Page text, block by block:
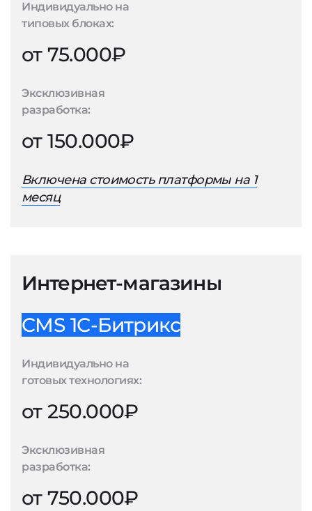
Индивидуально на
типовых блоках:
от 75.000₽
Эксклюзивная
разработка:
от 150.000₽
Включена стоимость платформы на 1
месяц
Интернет-магазины
CMS 1С-Битрикс
Индивидуально на
готовых технологиях:
от 250.000₽
Эксклюзивная
разработка:
от 750.000₽